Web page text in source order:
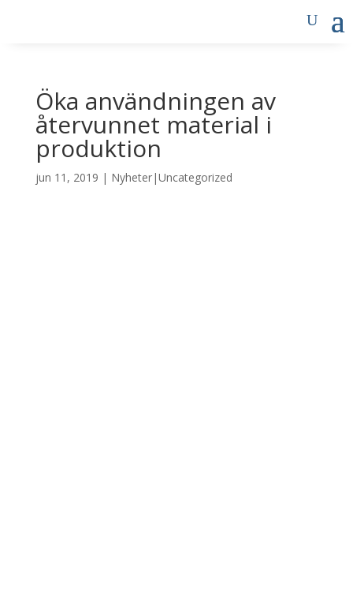
Öka användningen av
återvunnet material i
produktion
jun 11, 2019 | Nyheter|Uncategorized